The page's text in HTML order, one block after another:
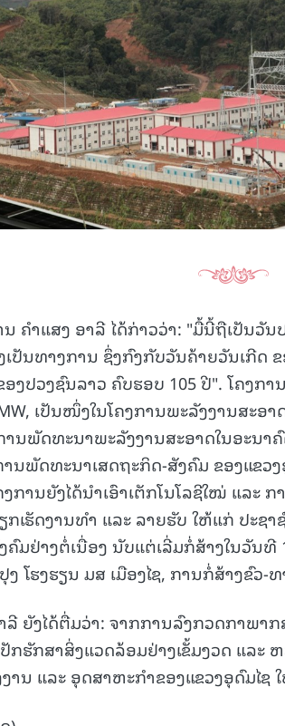
ຄໍາແສງ ອາລີ ໄດ້ກ່າວວ່າ: "ມື້ນີ້ຖືເປັນວັ
ເປັນທາງການ ຊຶ່ງກົງກັບວັນຄ້າຍວັນເກີ
ງປວງຊົນລາວ ຄົບຮອບ 105 ປີ". ໂຄງກ
ເປັນໜຶ່ງໃນໂຄງການພະລັງງານສະ
ນພັດທະນາພະລັງງານສະອາດໃນອະນາ
ພັດທະນາເສດຖະກິດ-ສັງຄົມ ຂອງແຂວ
ການຍັງໄດ້ນຳເອົາເຕັກໂນໂລຊີໃໝ່ ແລ
ເຮັດງານທຳ ແລະ ລາຍຮັບ ໃຫ້ແກ່ ປະຊ
ມຢ່າງຕໍ່ເນື່ອງ ນັບແຕ່ເລີ່ມກໍ່ສ້າງໃນວັນທີ
ໂຮງຮຽນ ມສ ເມືອງໄຊ, ການກໍ່ສ້າງຂົວ-
ລີ ຍັງໄດ້ຕື່ມວ່າ: ຈາກການລົງກວດກາພ
ຮັກສາສິ່ງແວດລ້ອມຢ່າງເຂັ້ມງວດ ແລະ
ນ ແລະ ອຸດສາຫະກຳຂອງແຂວງອຸດົມໄຊ